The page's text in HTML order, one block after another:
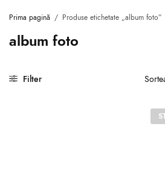
Prima pagină / Produse etichetate „album foto”
album foto
Filter